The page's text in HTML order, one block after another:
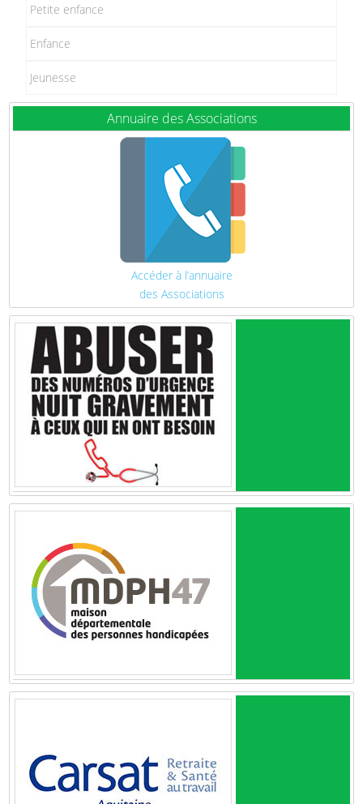
Petite enfance
Enfance
Jeunesse
Annuaire des Associations
Accéder à l’annuaire
des Associations